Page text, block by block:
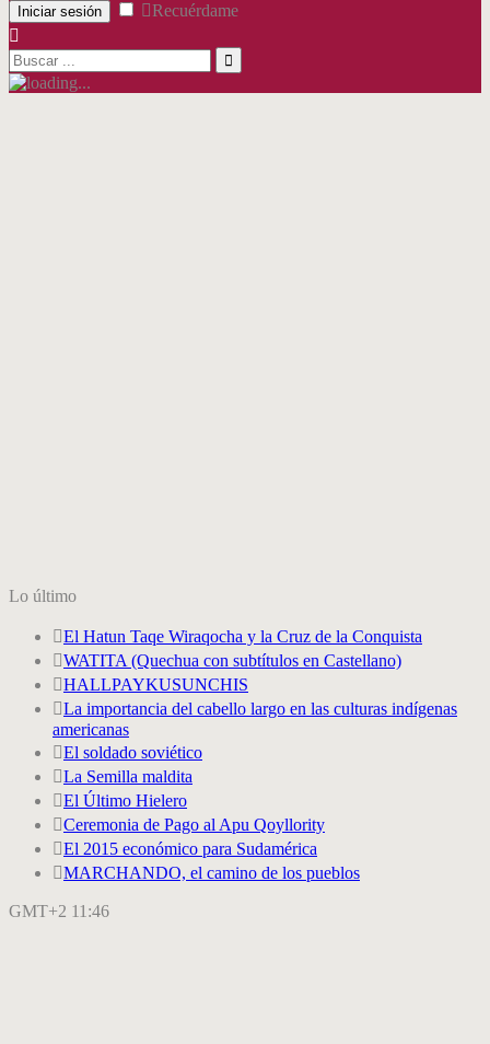
Iniciar sesión Recuérdame
Lo último
El Hatun Taqe Wiraqocha y la Cruz de la Conquista
WATITA (Quechua con subtítulos en Castellano)
HALLPAYKUSUNCHIS
La importancia del cabello largo en las culturas indígenas
americanas
El soldado soviético
La Semilla maldita
El Último Hielero
Ceremonia de Pago al Apu Qoyllority
El 2015 económico para Sudamérica
MARCHANDO, el camino de los pueblos
GMT+2 11:46